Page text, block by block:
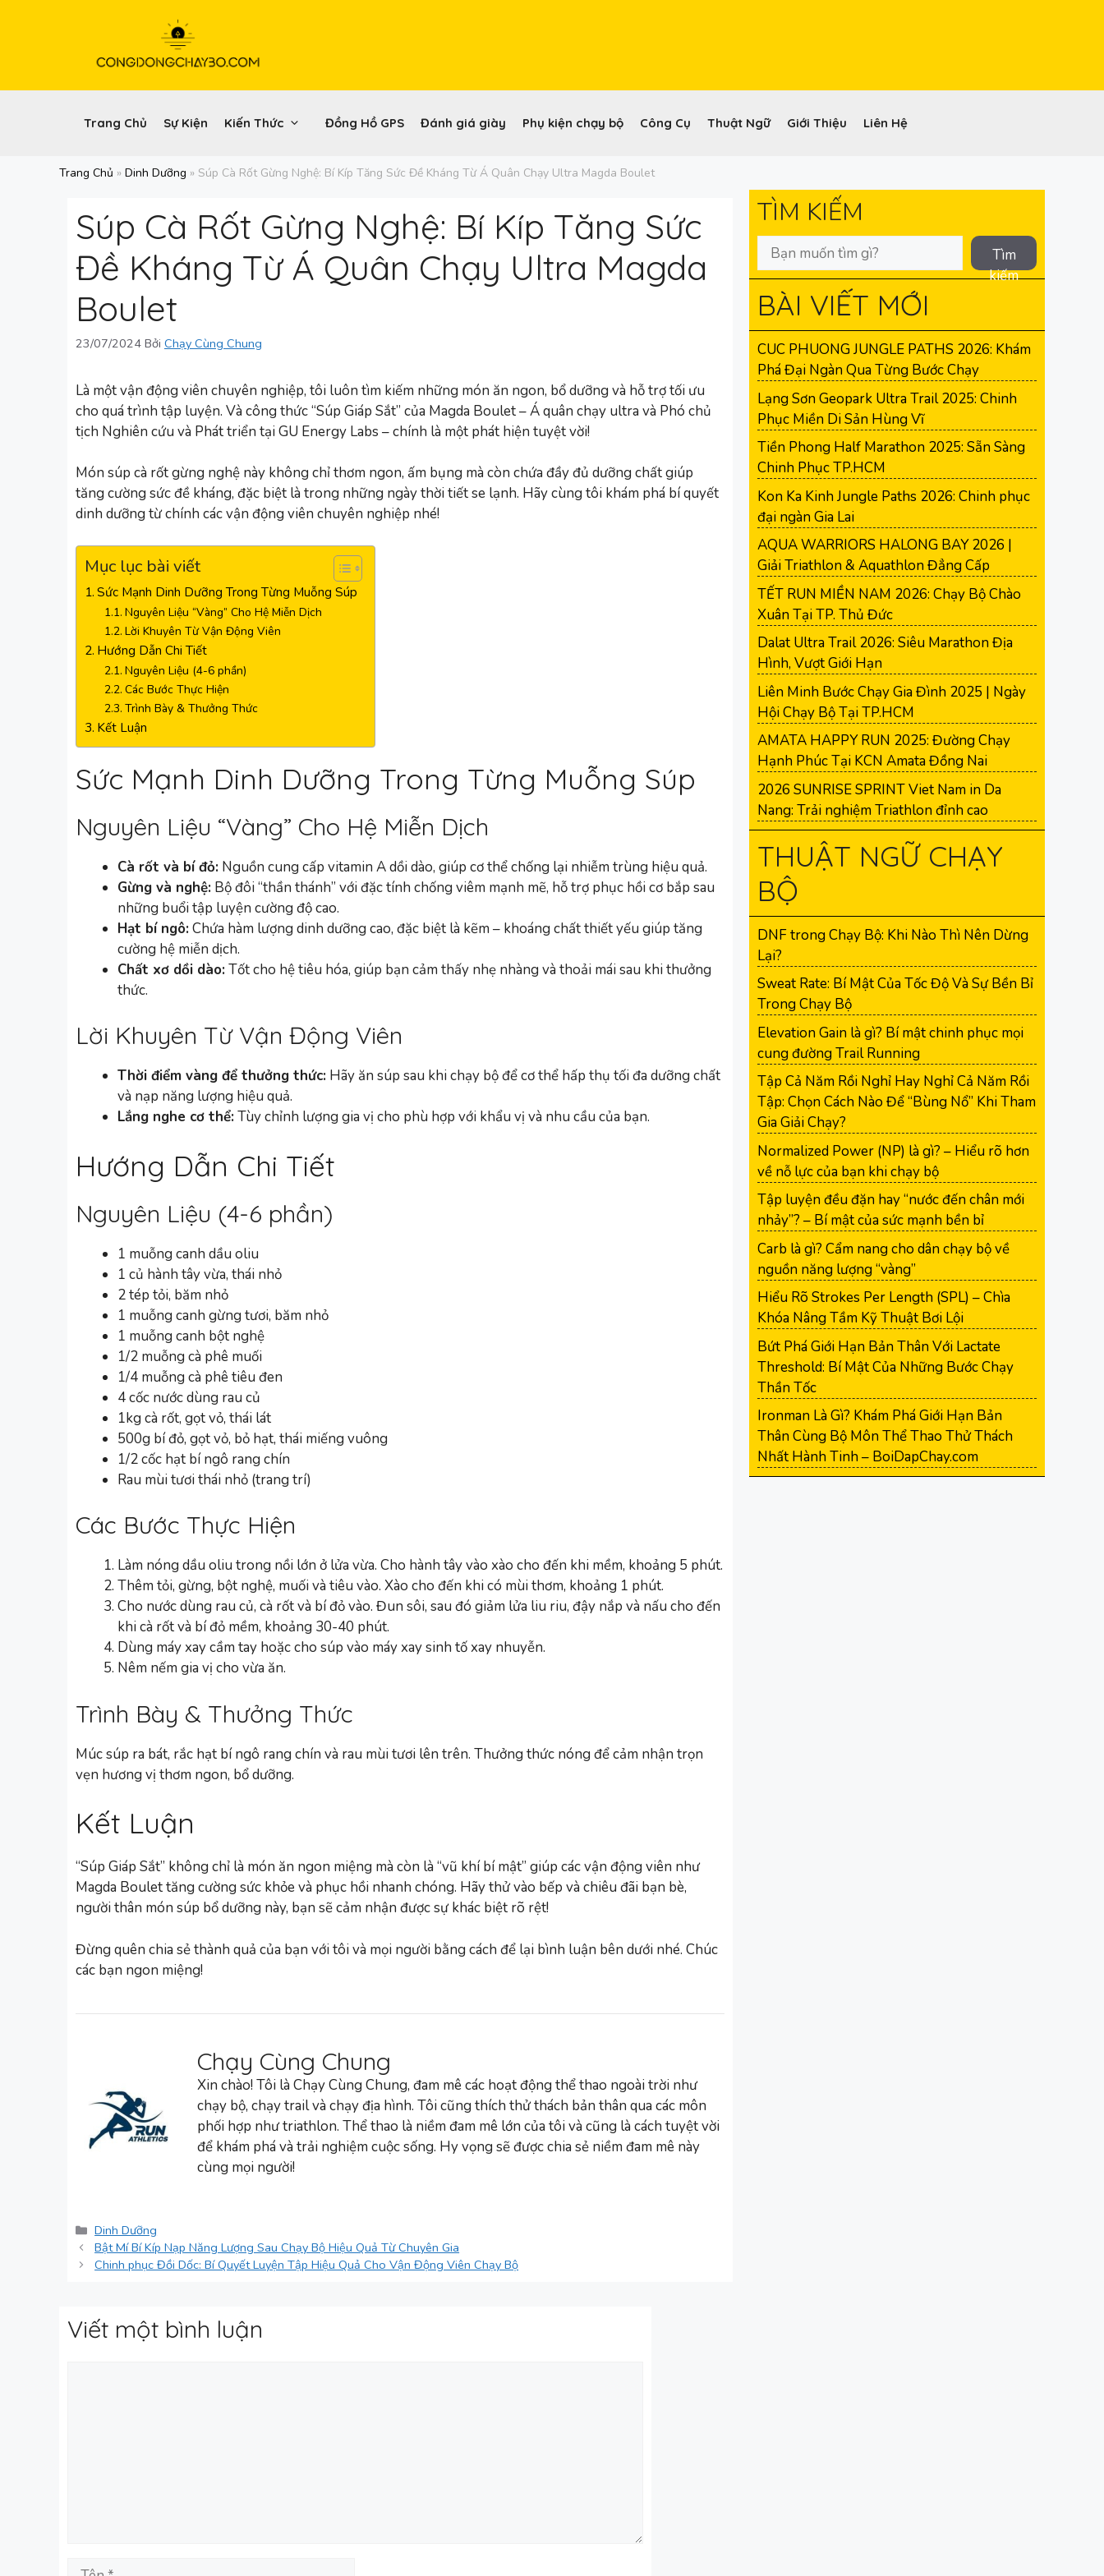
Trang Chủ Sự Kiện Kiến Thức Đồng Hồ GPS Đánh giá giày Phụ kiện chạy bộ Công Cụ Thuật Ngữ Giới Thiệu Liên Hệ
Trang Chủ » Dinh Dưỡng » Súp Cà Rốt Gừng Nghệ: Bí Kíp Tăng Sức Đề Kháng Từ Á Quân Chạy Ultra Magda Boulet
Súp Cà Rốt Gừng Nghệ: Bí Kíp Tăng Sức
Đề Kháng Từ Á Quân Chạy Ultra Magda
Boulet
23/07/2024 Bởi Chạy Cùng Chung
Là một vận động viên chuyên nghiệp, tôi luôn tìm kiếm những món ăn ngon, bổ dưỡng và hỗ trợ tối ưu
cho quá trình tập luyện. Và công thức “Súp Giáp Sắt” của Magda Boulet – Á quân chạy ultra và Phó chủ
tịch Nghiên cứu và Phát triển tại GU Energy Labs – chính là một phát hiện tuyệt vời!
Món súp cà rốt gừng nghệ này không chỉ thơm ngon, ấm bụng mà còn chứa đầy đủ dưỡng chất giúp
tăng cường sức đề kháng, đặc biệt là trong những ngày thời tiết se lạnh. Hãy cùng tôi khám phá bí quyết
dinh dưỡng từ chính các vận động viên chuyên nghiệp nhé!
Mục lục bài viết
Sức Mạnh Dinh Dưỡng Trong Từng Muỗng Súp
Nguyên Liệu “Vàng” Cho Hệ Miễn Dịch
Lời Khuyên Từ Vận Động Viên
Hướng Dẫn Chi Tiết
Nguyên Liệu (4-6 phần)
Các Bước Thực Hiện
Trình Bày & Thưởng Thức
Kết Luận
Sức Mạnh Dinh Dưỡng Trong Từng Muỗng Súp
Nguyên Liệu “Vàng” Cho Hệ Miễn Dịch
Cà rốt và bí đỏ: Nguồn cung cấp vitamin A dồi dào, giúp cơ thể chống lại nhiễm trùng hiệu quả.
Gừng và nghệ: Bộ đôi “thần thánh” với đặc tính chống viêm mạnh mẽ, hỗ trợ phục hồi cơ bắp sau
những buổi tập luyện cường độ cao.
Hạt bí ngô:Chứa hàm lượng dinh dưỡng cao, đặc biệt là kẽm – khoáng chất thiết yếu giúp tăng
cường hệ miễn dịch.
Chất xơ dồi dào:Tốt cho hệ tiêu hóa, giúp bạn cảm thấy nhẹ nhàng và thoải mái sau khi thưởng
thức.
Lời Khuyên Từ Vận Động Viên
Thời điểm vàng để thưởng thức: Hãy ăn súp sau khi chạy bộ để cơ thể hấp thụ tối đa dưỡng chất
và nạp năng lượng hiệu quả.
Lắng nghe cơ thể:Tùy chỉnh lượng gia vị cho phù hợp với khẩu vị và nhu cầu của bạn.
Hướng Dẫn Chi Tiết
Nguyên Liệu (4-6 phần)
1 muỗng canh dầu oliu
1 củ hành tây vừa, thái nhỏ
2 tép tỏi, băm nhỏ
1 muỗng canh gừng tươi, băm nhỏ
1 muỗng canh bột nghệ
1/2 muỗng cà phê muối
1/4 muỗng cà phê tiêu đen
4 cốc nước dùng rau củ
1kg cà rốt, gọt vỏ, thái lát
500g bí đỏ, gọt vỏ, bỏ hạt, thái miếng vuông
1/2 cốc hạt bí ngô rang chín
Rau mùi tươi thái nhỏ (trang trí)
Các Bước Thực Hiện
Làm nóng dầu oliu trong nồi lớn ở lửa vừa. Cho hành tây vào xào cho đến khi mềm, khoảng 5 phút.
Thêm tỏi, gừng, bột nghệ, muối và tiêu vào. Xào cho đến khi có mùi thơm, khoảng 1 phút.
Cho nước dùng rau củ, cà rốt và bí đỏ vào. Đun sôi, sau đó giảm lửa liu riu, đậy nắp và nấu cho đến
khi cà rốt và bí đỏ mềm, khoảng 30-40 phút.
Dùng máy xay cầm tay hoặc cho súp vào máy xay sinh tố xay nhuyễn.
Nêm nếm gia vị cho vừa ăn.
Trình Bày & Thưởng Thức
Múc súp ra bát, rắc hạt bí ngô rang chín và rau mùi tươi lên trên. Thưởng thức nóng để cảm nhận trọn
vẹn hương vị thơm ngon, bổ dưỡng.
Kết Luận
“Súp Giáp Sắt” không chỉ là món ăn ngon miệng mà còn là “vũ khí bí mật” giúp các vận động viên như
Magda Boulet tăng cường sức khỏe và phục hồi nhanh chóng. Hãy thử vào bếp và chiêu đãi bạn bè,
người thân món súp bổ dưỡng này, bạn sẽ cảm nhận được sự khác biệt rõ rệt!
Đừng quên chia sẻ thành quả của bạn với tôi và mọi người bằng cách để lại bình luận bên dưới nhé. Chúc
các bạn ngon miệng!
Chạy Cùng Chung
Xin chào! Tôi là Chạy Cùng Chung, đam mê các hoạt động thể thao ngoài trời như
chạy bộ, chạy trail và chạy địa hình. Tôi cũng thích thử thách bản thân qua các môn
phối hợp như triathlon. Thể thao là niềm đam mê lớn của tôi và cũng là cách tuyệt vời
để khám phá và trải nghiệm cuộc sống. Hy vọng sẽ được chia sẻ niềm đam mê này
cùng mọi người!
Danh
mục
Dinh Dưỡng
Bật Mí Bí Kíp Nạp Năng Lượng Sau Chạy Bộ Hiệu Quả Từ Chuyên Gia
Chinh phục Đồi Dốc: Bí Quyết Luyện Tập Hiệu Quả Cho Vận Động Viên Chạy Bộ
Viết một bình luận
Tên
TÌM KIẾM
Tìm
kiếm
BÀI VIẾT MỚI
CUC PHUONG JUNGLE PATHS 2026: Khám
Phá Đại Ngàn Qua Từng Bước Chạy
Lạng Sơn Geopark Ultra Trail 2025: Chinh
Phục Miền Di Sản Hùng Vĩ
Tiền Phong Half Marathon 2025: Sẵn Sàng
Chinh Phục TP.HCM
Kon Ka Kinh Jungle Paths 2026: Chinh phục
đại ngàn Gia Lai
AQUA WARRIORS HALONG BAY 2026 |
Giải Triathlon & Aquathlon Đẳng Cấp
TẾT RUN MIỀN NAM 2026: Chạy Bộ Chào
Xuân Tại TP. Thủ Đức
Dalat Ultra Trail 2026: Siêu Marathon Địa
Hình, Vượt Giới Hạn
Liên Minh Bước Chạy Gia Đình 2025 | Ngày
Hội Chạy Bộ Tại TP.HCM
AMATA HAPPY RUN 2025: Đường Chạy
Hạnh Phúc Tại KCN Amata Đồng Nai
2026 SUNRISE SPRINT Viet Nam in Da
Nang: Trải nghiệm Triathlon đỉnh cao
THUẬT NGỮ CHẠY
BỘ
DNF trong Chạy Bộ: Khi Nào Thì Nên Dừng
Lại?
Sweat Rate: Bí Mật Của Tốc Độ Và Sự Bền Bỉ
Trong Chạy Bộ
Elevation Gain là gì? Bí mật chinh phục mọi
cung đường Trail Running
Tập Cả Năm Rồi Nghỉ Hay Nghỉ Cả Năm Rồi
Tập: Chọn Cách Nào Để “Bùng Nổ” Khi Tham
Gia Giải Chạy?
Normalized Power (NP) là gì? – Hiểu rõ hơn
về nỗ lực của bạn khi chạy bộ
Tập luyện đều đặn hay “nước đến chân mới
nhảy”? – Bí mật của sức mạnh bền bỉ
Carb là gì? Cẩm nang cho dân chạy bộ về
nguồn năng lượng “vàng”
Hiểu Rõ Strokes Per Length (SPL) – Chìa
Khóa Nâng Tầm Kỹ Thuật Bơi Lội
Bứt Phá Giới Hạn Bản Thân Với Lactate
Threshold: Bí Mật Của Những Bước Chạy
Thần Tốc
Ironman Là Gì? Khám Phá Giới Hạn Bản
Thân Cùng Bộ Môn Thể Thao Thử Thách
Nhất Hành Tinh – BoiDapChay.com